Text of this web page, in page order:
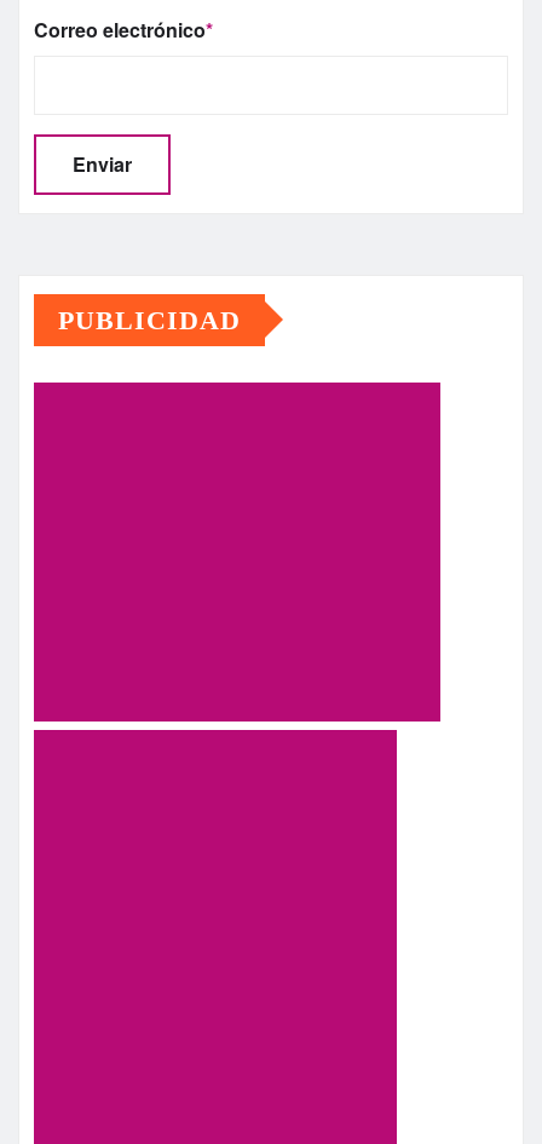
Correo electrónico*
PUBLICIDAD